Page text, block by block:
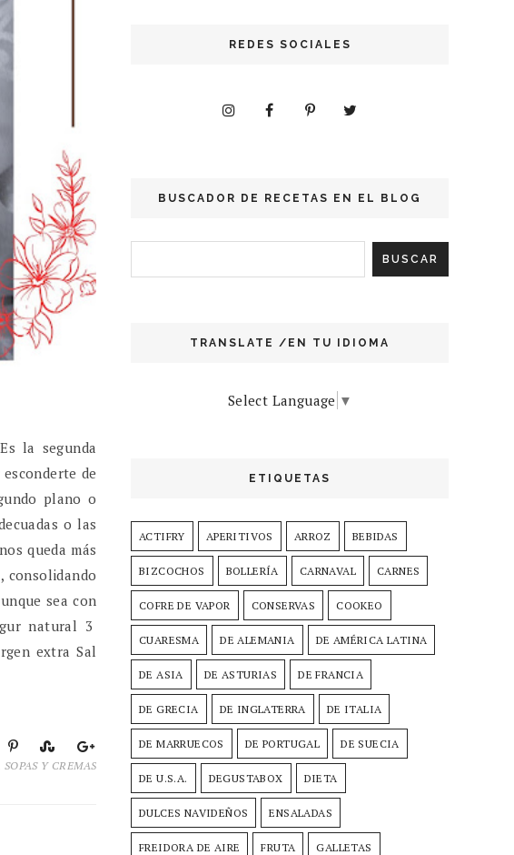
la segunda
de
plano o
o las
queda más
consolidando
sea con
natural 3
extra Sal
SOPAS Y CREMAS
REDES SOCIALES
BUSCADOR DE RECETAS EN EL BLOG
TRANSLATE /EN TU IDIOMA
Select Language ▼
ETIQUETAS
ACTIFRY APERITIVOS ARROZ BEBIDAS
BIZCOCHOS BOLLERÍA CARNAVAL CARNES
COFRE DE VAPOR CONSERVAS COOKEO
CUARESMA DE ALEMANIA DE AMÉRICA LATINA
DE ASIA DE ASTURIAS DE FRANCIA
DE GRECIA DE INGLATERRA DE ITALIA
DE MARRUECOS DE PORTUGAL DE SUECIA
DE U.S.A. DEGUSTABOX DIETA
DULCES NAVIDEÑOS ENSALADAS
FREIDORA DE AIRE FRUTA GALLETAS